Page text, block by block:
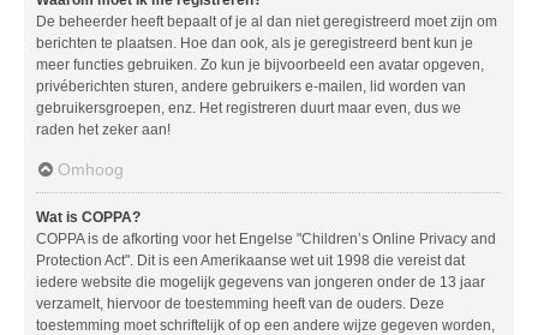
De beheerder heeft bepaalt of je al dan niet geregistreerd moet zijn om
berichten te plaatsen. Hoe dan ook, als je geregistreerd bent kun je
meer functies gebruiken. Zo kun je bijvoorbeeld een avatar opgeven,
privéberichten sturen, andere gebruikers e-mailen, lid worden van
gebruikersgroepen, enz. Het registreren duurt maar even, dus we
raden het zeker aan!
Omhoog
Wat is COPPA?
COPPA is de afkorting voor het Engelse "Children’s Online Privacy and
Protection Act". Dit is een Amerikaanse wet uit 1998 die vereist dat
iedere website die mogelijk gegevens van jongeren onder de 13 jaar
verzamelt, hiervoor de toestemming heeft van de ouders. Deze
toestemming moet schriftelijk of op een andere wijze gegeven worden,